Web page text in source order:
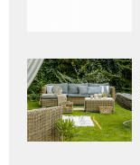
Adaugă
aici textul
pentru
subtitlu